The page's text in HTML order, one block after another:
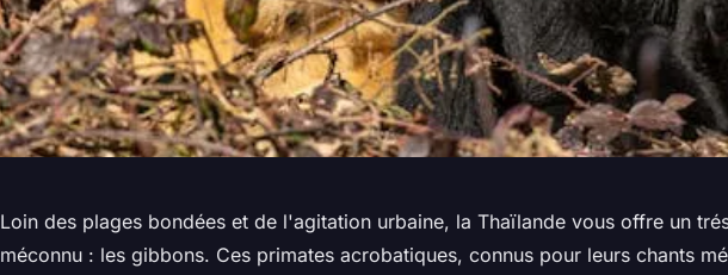
Loin des plages bondées et de l'agitation urbaine, la Thaïlande vous offre un
méconnu : les gibbons. Ces primates acrobatiques, connus pour leurs chants